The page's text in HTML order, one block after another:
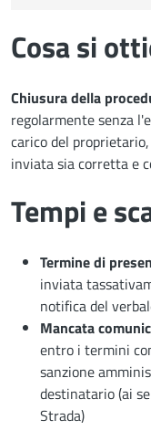
Cosa si
Chiusura della
regolarmente senza
carico del
inviata sia corretta e
Tempi e
Termine di
inviata
notifica del
Mancata
entro i termini
sanzione
destinatario (ai
Strada)